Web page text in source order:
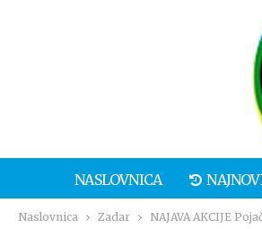
NASLOVNICA
Naslovnica Zadar NAJAVA AKCIJE